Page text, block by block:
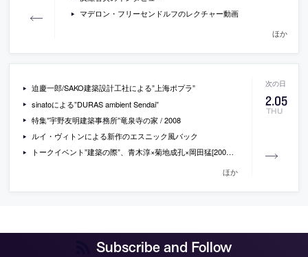
マデロン・フリーセンドルフのレクチャー動画
ほか
2.05
THU
迫慶一郎/SAKO建築設計工社による”上海ポプラ”
sinatoによる”DURAS ambient Sendai”
特集”宇野友明建築事務所”竜泉寺の家 / 2008
ルイ・ヴィトンによる新作のエスニック風バック
トークイベント”建築の際”、青木淳×菊地成孔×岡田猛[2009/2/19]
ほか
Subscribe and Follow